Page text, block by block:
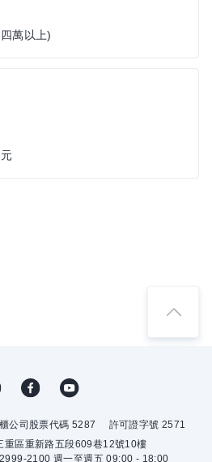
萬以上)
公司股票代碼 5287
許可證字號 2571
重區重新路五段609巷12號10樓
2100 週一至週五 09:00 - 18:00